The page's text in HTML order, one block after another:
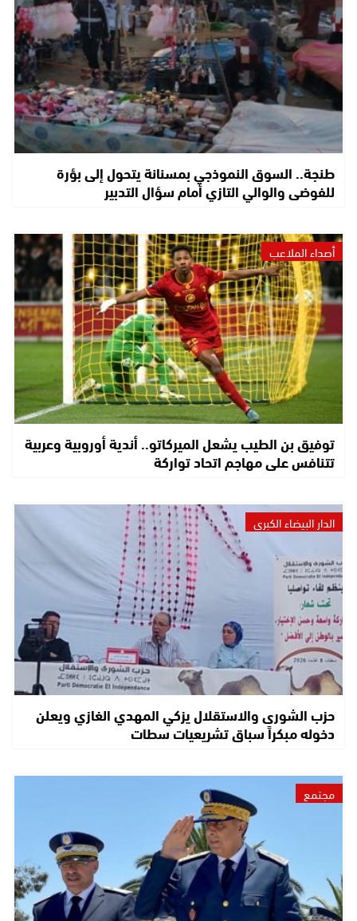
طنجة.. السوق النموذجي بمسنانة يتحول إلى بؤرة
للفوضى والوالي التازي أمام سؤال التدبير
أصداء الملاعب
توفيق بن الطيب يشعل الميركاتو.. أندية أوروبية وعربية
تتنافس على مهاجم اتحاد تواركة
الدار البيضاء الكبرى
حزب الشورى والاستقلال يزكي المهدي الغازي ويعلن
دخوله مبكراً سباق تشريعيات سطات
مجتمع